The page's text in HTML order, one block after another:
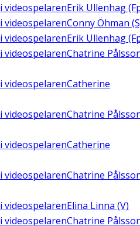
i videospelarenErik Ullenhag
i videospelarenConny Öhman
i videospelarenErik Ullenhag
i videospelarenChatrine
i videospelarenCatherine
i videospelarenChatrine
i videospelarenCatherine
i videospelarenChatrine
i videospelarenElina Linna (V)
i videospelarenChatrine